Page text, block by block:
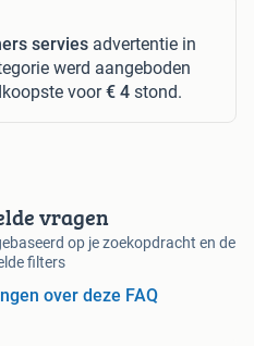
servies advertentie in
werd aangeboden
voor€ 4 stond.
vragen
op je zoekopdracht en de
filters
over deze FAQ